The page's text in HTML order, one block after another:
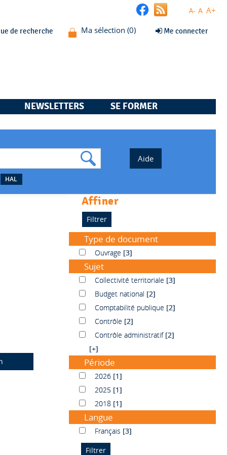
A- A A+
de recherche Me connecter
NEWSLETTERS SE FORMER
HAL
affiner
Type de document
OuvrageOuvrage [3]
Sujet
Collectivité territoriale
Collectivité territoriale [3]
Budget national
Budget national [2]
Comptabilité publique
Comptabilité publique [2]
ContrôleContrôle [2]
Contrôle administratif
Contrôle administratif [2]
[+]
Période
20262026 [1]
20252025 [1]
20182018 [1]
Langue
FrançaisFrançais [3]